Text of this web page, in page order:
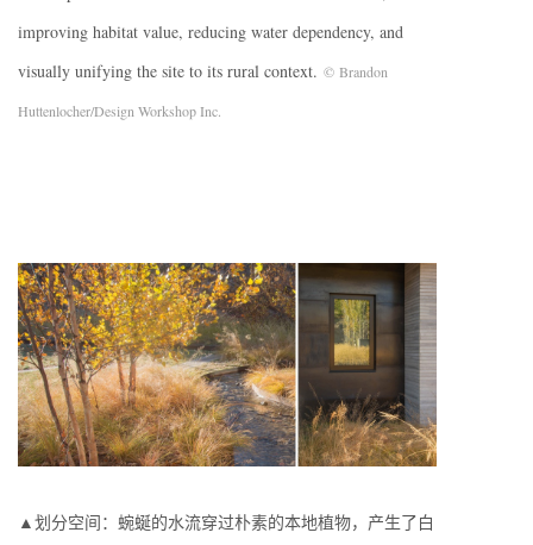
improving habitat value, reducing water dependency, and
visually unifying the site to its rural context. © Brandon
Huttenlocher/Design Workshop Inc.
▲划分空间：蜿蜒的水流穿过朴素的本地植物，产生了白